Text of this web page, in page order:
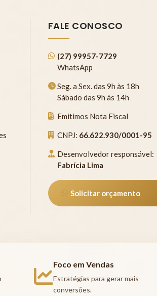
FALE CONOSCO
(27) 99957-7729
WhatsApp
Seg. a Sex. das 9h às 18h
Sábado das 9h às 14h
Emitimos Nota Fiscal
CNPJ: 66.622.930/0001-95
Desenvolvedor responsável:
Fabrícia Lima
Solicitar orçamento
Foco em Vendas
Estratégias para gerar mais
conversões.